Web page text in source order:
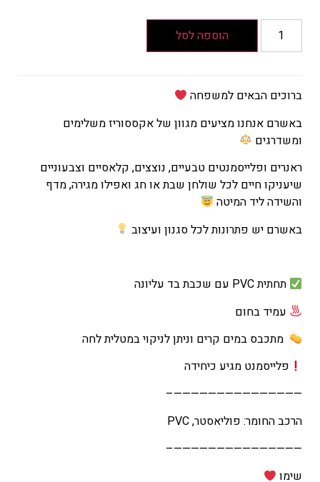
הוספה לסל
ברוכים הבאים למשפחה
באשרם אנחנו מציעים מגוון של אקססוריז משלימים
ומשדרגים
ראנרים ופלייסמנטים טבעיים, נוצצים, קלאסיים וצבעוניים
שיעניקו חיים לכל שולחן שבת או חג ואפילו מגירה, מדף
והשידה ליד המיטה
באשרם יש פתרונות לכל סגנון ועיצוב
תחתית PVC עם שכבת בד עליונה
עמיד בחום
מתכבס במים קרים וניתן לניקוי במטלית לחה
פלייסמנט מגיע כיחידה
———————————————–
הרכב החומר: פוליאסטר, PVC
———————————————–
שימו